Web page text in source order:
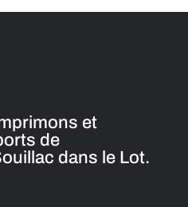
et
de
dans le Lot.